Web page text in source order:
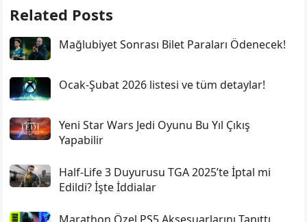
Related Posts
Mağlubiyet Sonrası Bilet Paraları Ödenecek!
Ocak-Şubat 2026 listesi ve tüm detaylar!
Yeni Star Wars Jedi Oyunu Bu Yıl Çıkış
Yapabilir
Half-Life 3 Duyurusu TGA 2025’te İptal mi
Edildi? İşte İddialar
Marathon Özel PS5 Aksesuarlarını Tanıttı